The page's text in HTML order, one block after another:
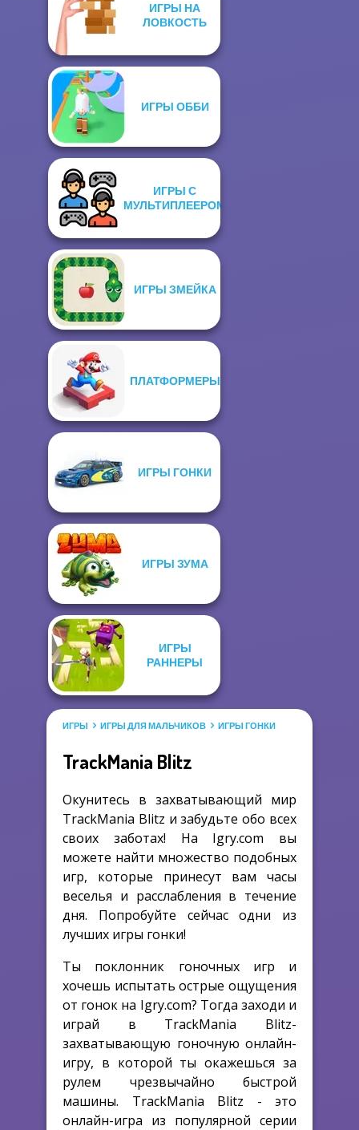
Madness Driver
Vertigo City
ИГРЫ НА
ЛОВКОСТЬ
ИГРЫ ОББИ
ИГРЫ С
МУЛЬТИПЛЕЕРОМ
ИГРЫ ЗМЕЙКА
ПЛАТФОРМЕРЫ
ИГРЫ ГОНКИ
ИГРЫ ЗУМА
ИГРЫ
РАННЕРЫ
ИГРЫ ИГРЫ ДЛЯ МАЛЬЧИКОВ ИГРЫ ГОНКИ
TrackMania Blitz
Окунитесь в захватывающий мир
TrackMania Blitz и забудьте обо всех
своих заботах! На Igry.com вы
можете найти множество подобных
игр, которые принесут вам часы
веселья и расслабления в течение
дня. Попробуйте сейчас одни из
лучших игры гонки!
Ты поклонник гоночных игр и
хочешь испытать острые ощущения
от гонок на Igry.com? Тогда заходи и
играй в TrackMania Blitz-
захватывающую гоночную онлайн-
игру, в которой ты окажешься за
рулем чрезвычайно быстрой
машины. TrackMania Blitz - это
онлайн-игра из популярной серии